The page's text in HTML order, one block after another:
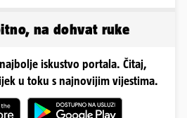
na dohvat ruke
iskustvo portala. Čitaj,
u toku s najnovijim vijestima.